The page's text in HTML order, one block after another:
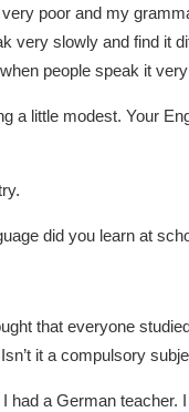
poor and my
very slowly and find it
people speak it
a little modest. Your
did you learn at
that everyone
it a compulsory
had a German teacher.